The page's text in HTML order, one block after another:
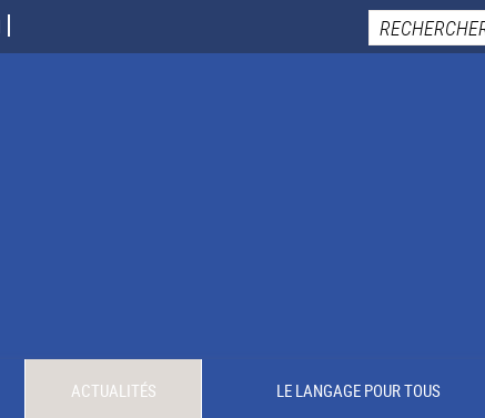
ACTUALITÉS LE LANGAGE POUR TOUS